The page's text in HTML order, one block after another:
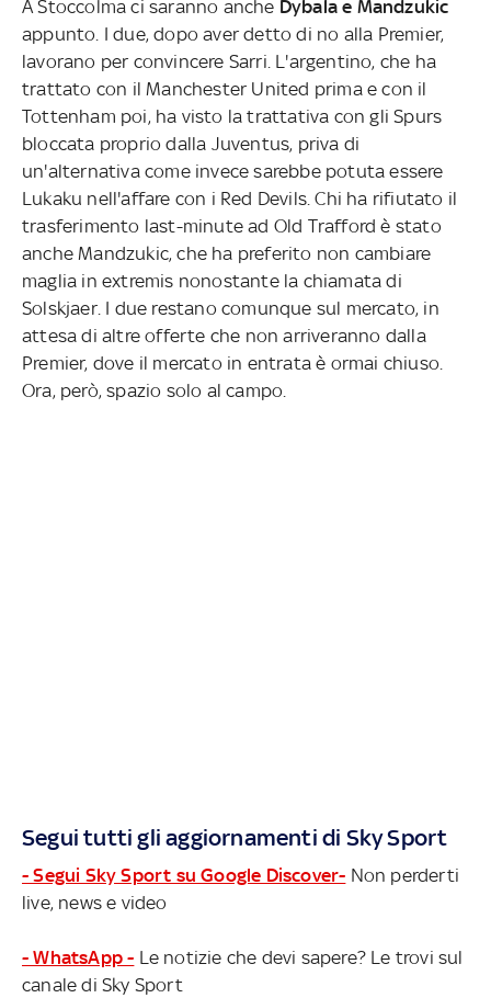
A Stoccolma ci saranno anche Dybala e Mandzukic
appunto. I due, dopo aver detto di no alla Premier,
lavorano per convincere Sarri. L'argentino, che ha
trattato con il Manchester United prima e con il
Tottenham poi, ha visto la trattativa con gli Spurs
bloccata proprio dalla Juventus, priva di
un'alternativa come invece sarebbe potuta essere
Lukaku nell'affare con i Red Devils. Chi ha rifiutato il
trasferimento last-minute ad Old Trafford è stato
anche Mandzukic, che ha preferito non cambiare
maglia in extremis nonostante la chiamata di
Solskjaer. I due restano comunque sul mercato, in
attesa di altre offerte che non arriveranno dalla
Premier, dove il mercato in entrata è ormai chiuso.
Ora, però, spazio solo al campo.
Segui tutti gli aggiornamenti di Sky Sport
- Segui Sky Sport su Google Discover- Non perderti
live, news e video
- WhatsApp - Le notizie che devi sapere? Le trovi sul
canale di Sky Sport